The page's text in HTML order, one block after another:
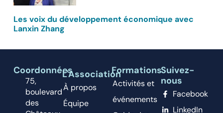
Les voix du développement économique avec
Lanxin Zhang
Coordonnées
75,
boulevard
des
L'Association
À propos
Équipe
Formations
Activités et
événements
Suivez-
nous
Facebook
LinkedIn